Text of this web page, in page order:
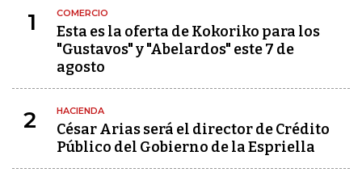
1 COMERCIO
Esta es la oferta de Kokoriko para los
"Gustavos" y "Abelardos" este 7 de
agosto
2 HACIENDA
César Arias será el director de Crédito
Público del Gobierno de la Espriella